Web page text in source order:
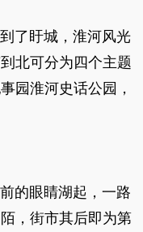
了盱城，淮河风光
北可分为四个主题
园淮河史话公园，
的眼睛湖起，一路
，街市其后即为第